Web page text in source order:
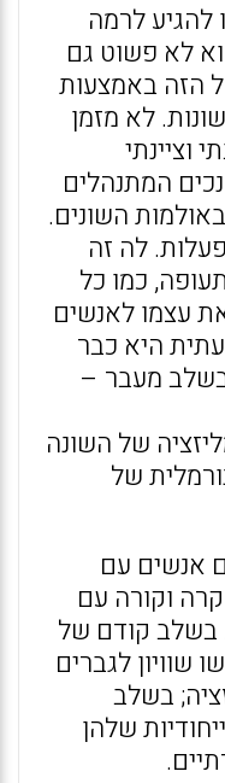
לרמה
לא פשוט גם
הזה באמצעות
לא מזמן
וציינתי
המתנהלים
השונים.
לה זה
כמו כל
עצמו לאנשים
היא כבר
מעבר –
של השונה
של
אנשים עם
וקורה עם
בשלב קודם של
לגברים
בשלב
שלהן